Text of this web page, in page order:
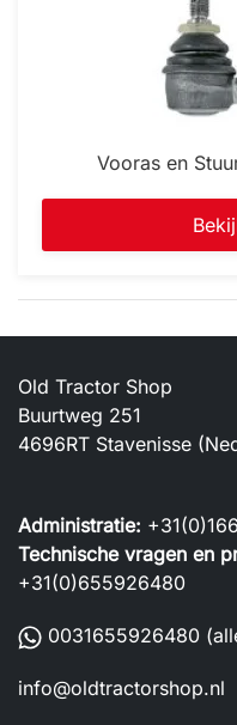
Vooras en
Old Tractor Shop
Buurtweg 251
4696RT Stavenisse
Administratie:
Technische vragen en
+31(0)655926480
0031655926480
info@oldtractorshop.nl